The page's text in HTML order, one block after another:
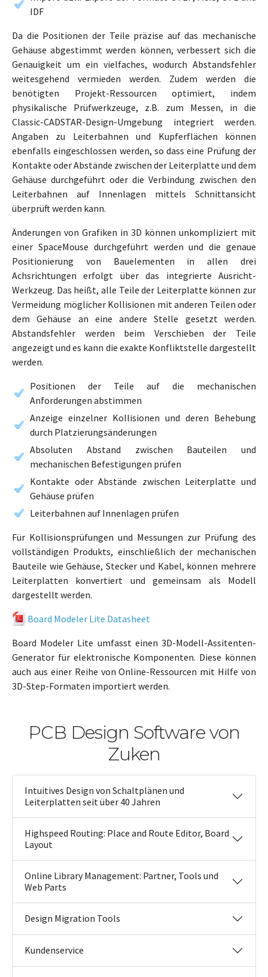
IDF
Da die Positionen der Teile präzise auf das mechanische
Gehäuse abgestimmt werden können, verbessert sich die
Genauigkeit um ein vielfaches, wodurch Abstandsfehler
weitesgehend vermieden werden. Zudem werden die
benötigten Projekt-Ressourcen optimiert, indem
physikalische Prüfwerkzeuge, z.B. zum Messen, in die
Classic-CADSTAR-Design-Umgebung integriert werden.
Angaben zu Leiterbahnen und Kupferflächen können
ebenfalls eingeschlossen werden, so dass eine Prüfung der
Kontakte oder Abstände zwischen der Leiterplatte und dem
Gehäuse durchgeführt oder die Verbindung zwischen den
Leiterbahnen auf Innenlagen mittels Schnittansicht
überprüft werden kann.
Änderungen von Grafiken in 3D können unkompliziert mit
einer SpaceMouse durchgeführt werden und die genaue
Positionierung von Bauelementen in allen drei
Achsrichtungen erfolgt über das integrierte Ausricht-
Werkzeug. Das heißt, alle Teile der Leiterplatte können zur
Vermeidung möglicher Kollisionen mit anderen Teilen oder
dem Gehäuse an eine andere Stelle gesetzt werden.
Abstandsfehler werden beim Verschieben der Teile
angezeigt und es kann die exakte Konfliktstelle dargestellt
werden.
Positionen der Teile auf die mechanischen
Anforderungen abstimmen
Anzeige einzelner Kollisionen und deren Behebung
durch Platzierungsänderungen
Absoluten Abstand zwischen Bauteilen und
mechanischen Befestigungen prüfen
Kontakte oder Abstände zwischen Leiterplatte und
Gehäuse prüfen
Leiterbahnen auf Innenlagen prüfen
Für Kollisionsprüfungen und Messungen zur Prüfung des
vollständigen Produkts, einschließlich der mechanischen
Bauteile wie Gehäuse, Stecker und Kabel, können mehrere
Leiterplatten konvertiert und gemeinsam als Modell
dargestellt werden.
Board Modeler Lite Datasheet
Board Modeler Lite umfasst einen 3D-Modell-Assitenten-
Generator für elektronische Komponenten. Diese können
auch aus einer Reihe von Online-Ressourcen mit Hilfe von
3D-Step-Formaten importiert werden.
PCB Design Software von
Zuken
Intuitives Design von Schaltplänen und
Leiterplatten seit über 40 Jahren
Highspeed Routing: Place and Route Editor, Board
Layout
Online Library Management: Partner, Tools und
Web Parts
Design Migration Tools
Kundenservice